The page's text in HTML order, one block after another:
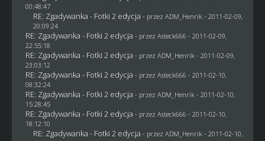
00:48:47
RE: Zgadywanka - Fotki 2 edycja - przez ADM_Henrik - 2011-02-09,
20:09:24
RE: Zgadywanka - Fotki 2 edycja - przez Asteck666 - 2011-02-09,
22:55:18
RE: Zgadywanka - Fotki 2 edycja - przez ADM_Henrik - 2011-02-09,
23:03:12
RE: Zgadywanka - Fotki 2 edycja - przez Asteck666 - 2011-02-10,
08:32:24
RE: Zgadywanka - Fotki 2 edycja - przez ADM_Henrik - 2011-02-10,
15:28:45
RE: Zgadywanka - Fotki 2 edycja - przez Asteck666 - 2011-02-10,
18:12:10
RE: Zgadywanka - Fotki 2 edycja - przez ADM_Henrik - 2011-02-10,